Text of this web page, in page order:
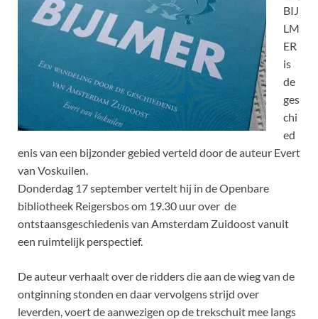
BIJ
LM
ER
is
de
ges
chi
ed
enis van een bijzonder gebied verteld door de auteur Evert
van Voskuilen.
Donderdag 17 september vertelt hij in de Openbare
bibliotheek Reigersbos om 19.30 uur over de
ontstaansgeschiedenis van Amsterdam Zuidoost vanuit
een ruimtelijk perspectief.
De auteur verhaalt over de ridders die aan de wieg van de
ontginning stonden en daar vervolgens strijd over
leverden, voert de aanwezigen op de trekschuit mee langs